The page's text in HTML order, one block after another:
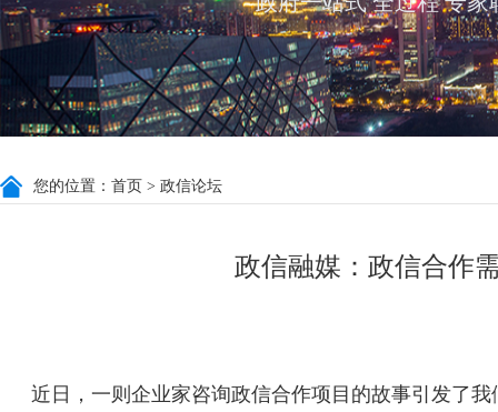
您的位置： 首页 > 政信论坛
政信融媒：政信合作
近日，一则企业家咨询政信合作项目的故事引发了